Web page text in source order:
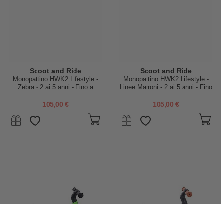
Scoot and Ride
Monopattino HWK2 Lifestyle -
Zebra - 2 ai 5 anni - Fino a
105,00 €
Scoot and Ride
Monopattino HWK2 Lifestyle -
Linee Marroni - 2 ai 5 anni - Fino
105,00 €